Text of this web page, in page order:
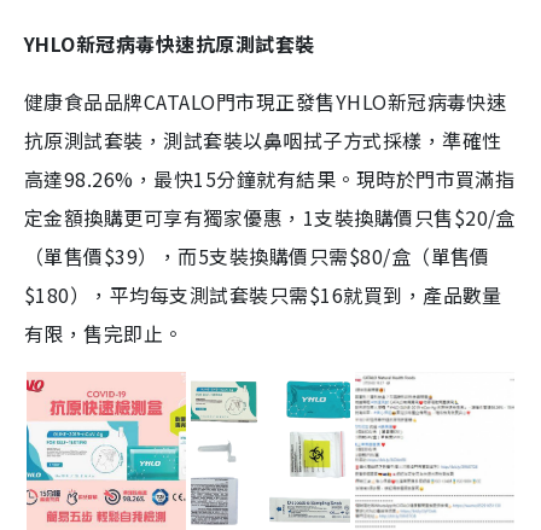
YHLO新冠病毒快速抗原測試套裝
健康食品品牌CATALO門市現正發售YHLO新冠病毒快速
抗原測試套裝，測試套裝以鼻咽拭子方式採樣，準確性
高達98.26%，最快15分鐘就有結果。現時於門市買滿指
定金額換購更可享有獨家優惠，1支裝換購價只售$20/盒
（單售價$39），而5支裝換購價只需$80/盒（單售價
$180），平均每支測試套裝只需$16就買到，產品數量
有限，售完即止。